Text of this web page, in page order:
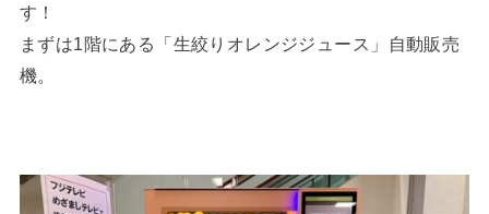
す！
まずは1階にある「生絞りオレンジジュース」自動販売
機。